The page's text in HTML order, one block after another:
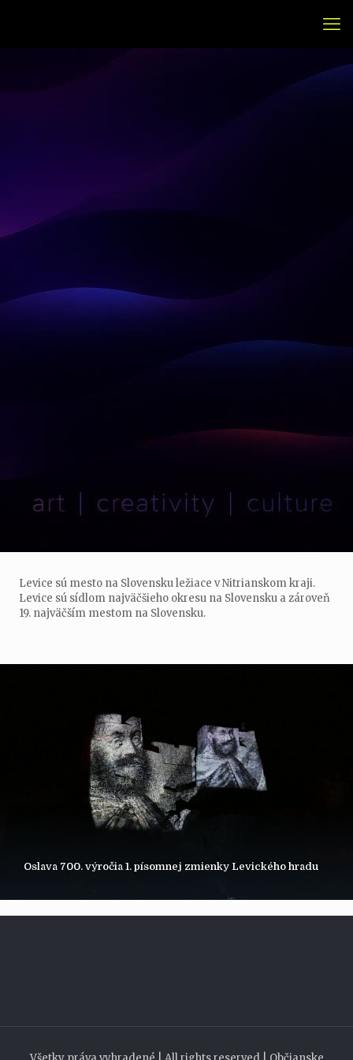
Levice sú mesto na Slovensku ležiace v Nitrianskom kraji.
Levice sú sídlom najväčšieho okresu na Slovensku a zároveň
19. najväčším mestom na Slovensku.
Oslava 700. výročia 1. písomnej zmienky Levického hradu